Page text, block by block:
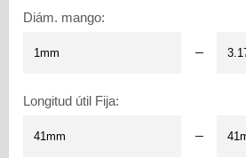
Diám. mango:
–
Longitud útil Fija:
–